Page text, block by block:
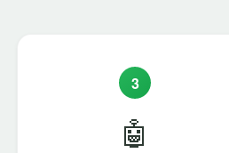
3
🤖